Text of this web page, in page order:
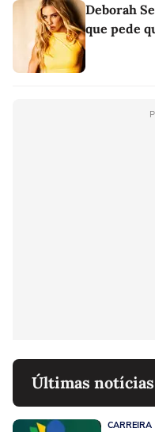
Deborah
que pede
Últimas notícias
CARREIRA